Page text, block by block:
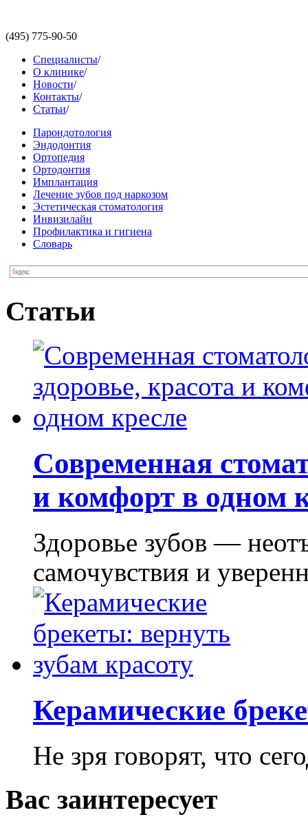
(495) 775-90-50
Специалисты/
О клинике/
Новости/
Контакты/
Статьи/
Парондотология
Эндодонтия
Ортопедия
Ортодонтия
Имплантация
Лечение зубов под наркозом
Эстетическая стоматология
Инвизилайн
Профилактика и гигиена
Словарь
Статьи
Современная
и комфорт в одном
Здоровье зубов —
самочувствия и
Керамические
Не зря говорят, что
Вас заинтересует